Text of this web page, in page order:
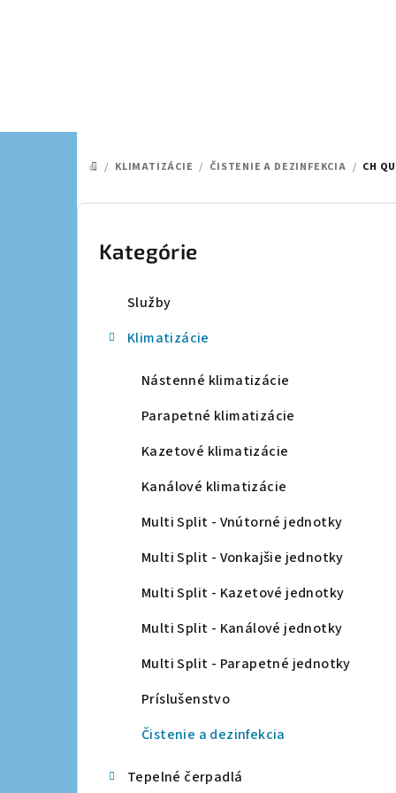
DOMOV
/ KLIMATIZÁCIE / ČISTENIE A DEZINFEKCIA / CH
Preskočiť
kategórie
Kategórie
Služby
Klimatizácie
Nástenné klimatizácie
Parapetné klimatizácie
Kazetové klimatizácie
Kanálové klimatizácie
Multi Split - Vnútorné jednotky
Multi Split - Vonkajšie jednotky
Multi Split - Kazetové jednotky
Multi Split - Kanálové jednotky
Multi Split - Parapetné jednotky
Príslušenstvo
Čistenie a dezinfekcia
Tepelné čerpadlá